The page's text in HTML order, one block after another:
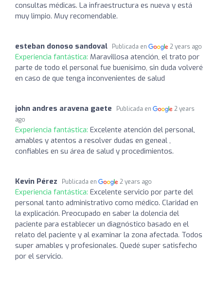
consultas médicas. La infraestructura es nueva y está
muy limpio. Muy recomendable.
esteban donoso sandoval Publicada en 2 years ago
Experiencia fantástica: Maravillosa atención, el trato por
parte de todo el personal fue buenísimo, sin duda volveré
en caso de que tenga inconvenientes de salud
john andres aravena gaete Publicada en
2 years
ago
Experiencia fantástica: Excelente atención del personal,
amables y atentos a resolver dudas en geneal ,
confiables en su área de salud y procedimientos.
Kevin Pérez Publicada en 2 years ago
Experiencia fantástica: Excelente servicio por parte del
personal tanto administrativo como médico. Claridad en
la explicación. Preocupado en saber la dolencia del
paciente para establecer un diagnóstico basado en el
relato del paciente y al examinar la zona afectada. Todos
super amables y profesionales. Quedé super satisfecho
por el servicio.